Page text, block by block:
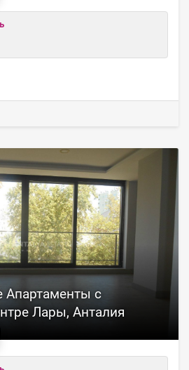
Апартаменты с
Лары, Анталия